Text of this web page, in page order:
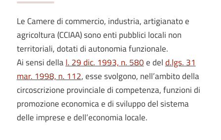
Le Camere di commercio, industria, artigianato e
agricoltura (CCIAA) sono enti pubblici locali non
territoriali, dotati di autonomia funzionale.
Ai sensi dellal. 29 dic. 1993, n. 580e deld.lgs. 31
mar. 1998, n. 112, esse svolgono, nell’ambito della
circoscrizione provinciale di competenza, funzioni di
promozione economica e di sviluppo del sistema
delle imprese e dell’economia locale.